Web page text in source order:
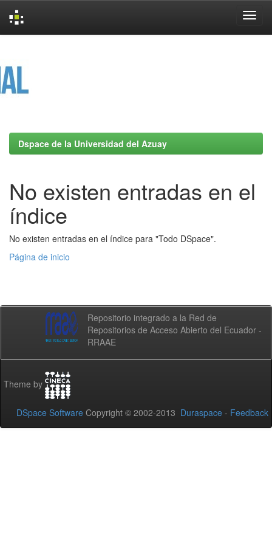
Dspace de la Universidad del Azuay
No existen entradas en el
índice
No existen entradas en el índice para "Todo DSpace".
Página de inicio
Repositorio integrado a la Red de
Repositorios de Acceso Abierto del Ecuador -
RRAAE
Theme by
DSpace Software Copyright © 2002-2013 Duraspace - Feedback